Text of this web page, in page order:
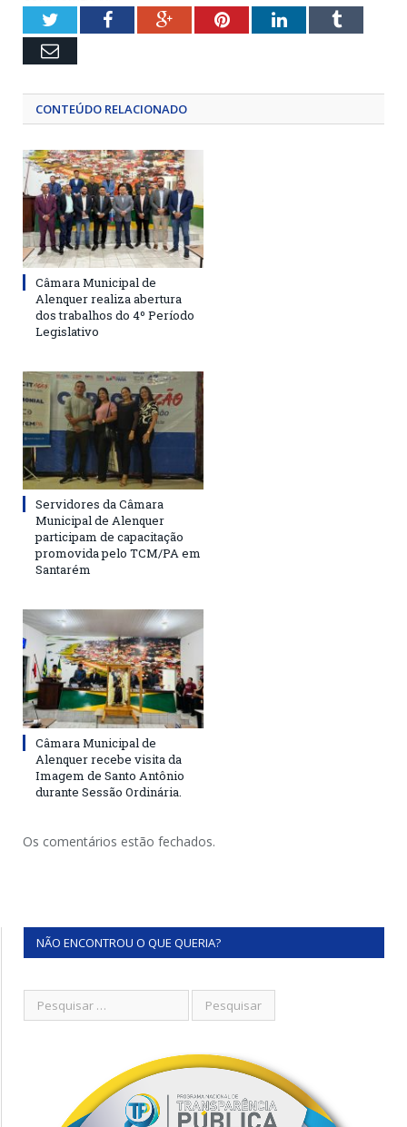
TwitterFacebookGoogle+PinterestLinkedInTumblr
Email
CONTEÚDO RELACIONADO
Câmara Municipal de
Alenquer realiza abertura
dos trabalhos do 4º Período
Legislativo
Servidores da Câmara
Municipal de Alenquer
participam de capacitação
promovida pelo TCM/PA em
Santarém
Câmara Municipal de
Alenquer recebe visita da
Imagem de Santo Antônio
durante Sessão Ordinária.
Os comentários estão fechados.
NÃO ENCONTROU O QUE QUERIA?